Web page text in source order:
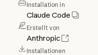
Installation in
Claude Code
Erstellt von
Anthropic
Installationen